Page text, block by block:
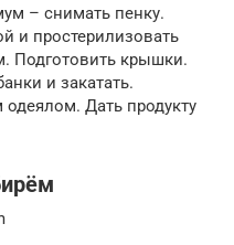
– снимать пенку.
и простерилизовать
Подготовить крышки.
и закатать.
одеялом. Дать продукту